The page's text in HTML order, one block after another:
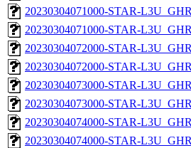
20230304071000-STAR-
20230304071000-STAR-
20230304072000-STAR-
20230304072000-STAR-
20230304073000-STAR-
20230304073000-STAR-
20230304074000-STAR-
20230304074000-STAR-